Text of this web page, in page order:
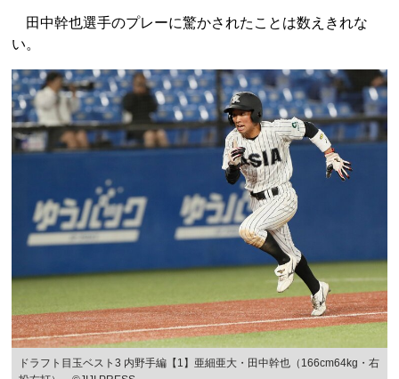
田中幹也選手のプレーに驚かされたことは数えきれな
い。
ドラフト目玉ベスト3 内野手編【1】亜細亜大・田中幹也（166cm64kg・右